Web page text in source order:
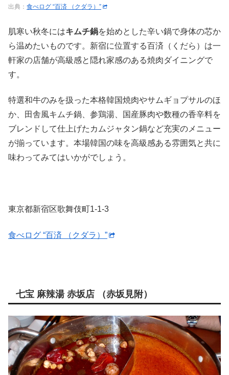
出典： 食べログ “百済 （クダラ）”
肌寒い秋冬にはキムチ鍋を始めとした辛い鍋で身体の芯か
ら温めたいものです。新宿に位置する百済（くだら）は一
軒家の店舗が高級感と隠れ家感のある焼肉ダイニングで
す。
特選和牛のみを扱った本格韓国焼肉やサムギョプサルのほ
か、田舎風キムチ鍋、参鶏湯、国産豚肉や数種の香辛料を
ブレンドして仕上げたカムジャタン鍋など充実のメニュー
が揃っています。本場韓国の味を高級感ある雰囲気と共に
味わってみてはいかがでしょう。
東京都新宿区歌舞伎町1-1-3
食べログ “百済 （クダラ）”
七宝 麻辣湯 赤坂店 （赤坂見附）